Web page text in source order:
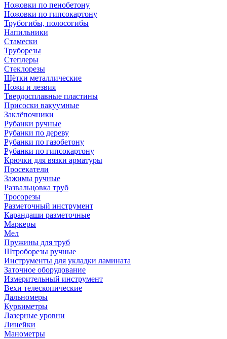
Ножовки по пенобетону
Ножовки по гипсокартону
Трубогибы, полосогибы
Напильники
Стамески
Труборезы
Степлеры
Стеклорезы
Щётки металлические
Ножи и лезвия
Твердосплавные пластины
Присоски вакуумные
Заклёпочники
Рубанки ручные
Рубанки по дереву
Рубанки по газобетону
Рубанки по гипсокартону
Крючки для вязки арматуры
Просекатели
Зажимы ручные
Развальцовка труб
Тросорезы
Разметочный инструмент
Карандаши разметочные
Маркеры
Мел
Пружины для труб
Штроборезы ручные
Инструменты для укладки ламината
Заточное оборудование
Измерительный инструмент
Вехи телескопические
Дальномеры
Курвиметры
Лазерные уровни
Линейки
Манометры